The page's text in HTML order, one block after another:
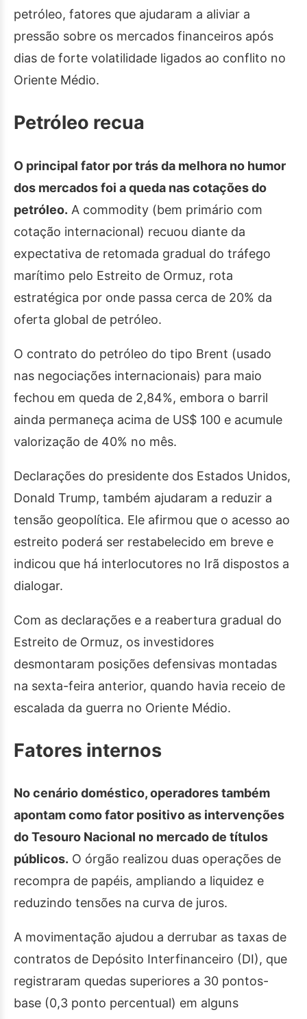
petróleo, fatores que ajudaram a aliviar a
pressão sobre os mercados financeiros após
dias de forte volatilidade ligados ao conflito no
Oriente Médio.
Petróleo recua
O principal fator por trás da melhora no humor
dos mercados foi a queda nas cotações do
petróleo. A commodity (bem primário com
cotação internacional) recuou diante da
expectativa de retomada gradual do tráfego
marítimo pelo Estreito de Ormuz, rota
estratégica por onde passa cerca de 20% da
oferta global de petróleo.
O contrato do petróleo do tipo Brent (usado
nas negociações internacionais) para maio
fechou em queda de 2,84%, embora o barril
ainda permaneça acima de US$ 100 e acumule
valorização de 40% no mês.
Declarações do presidente dos Estados Unidos,
Donald Trump, também ajudaram a reduzir a
tensão geopolítica. Ele afirmou que o acesso ao
estreito poderá ser restabelecido em breve e
indicou que há interlocutores no Irã dispostos a
dialogar.
Com as declarações e a reabertura gradual do
Estreito de Ormuz, os investidores
desmontaram posições defensivas montadas
na sexta-feira anterior, quando havia receio de
escalada da guerra no Oriente Médio.
Fatores internos
No cenário doméstico, operadores também
apontam como fator positivo as intervenções
do Tesouro Nacional no mercado de títulos
públicos. O órgão realizou duas operações de
recompra de papéis, ampliando a liquidez e
reduzindo tensões na curva de juros.
A movimentação ajudou a derrubar as taxas de
contratos de Depósito Interfinanceiro (DI), que
registraram quedas superiores a 30 pontos-
base (0,3 ponto percentual) em alguns